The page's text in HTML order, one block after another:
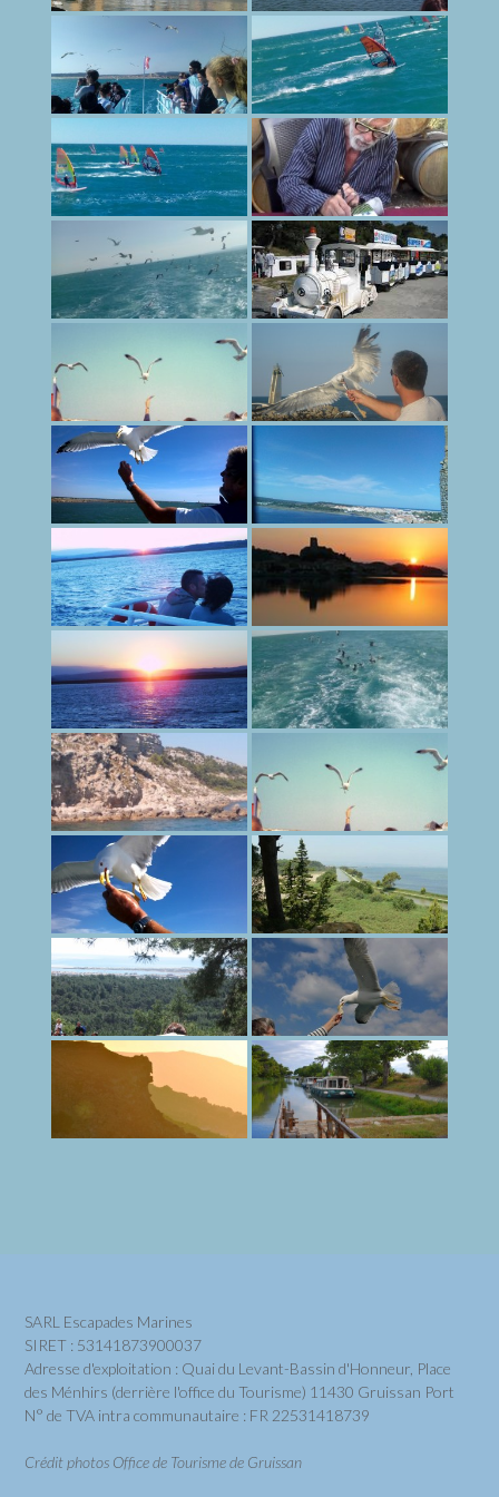
SARL Escapades Marines
SIRET : 53141873900037
Adresse d'exploitation : Quai du Levant-Bassin d'Honneur, Place
des Ménhirs (derrière l'office du Tourisme) 11430 Gruissan Port
N° de TVA intra communautaire : FR 22531418739
Crédit photos Office de Tourisme de Gruissan